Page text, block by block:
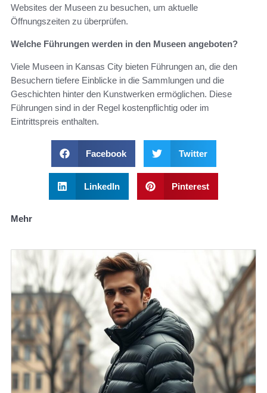
Websites der Museen zu besuchen, um aktuelle
Öffnungszeiten zu überprüfen.
Welche Führungen werden in den Museen angeboten?
Viele Museen in Kansas City bieten Führungen an, die den
Besuchern tiefere Einblicke in die Sammlungen und die
Geschichten hinter den Kunstwerken ermöglichen. Diese
Führungen sind in der Regel kostenpflichtig oder im
Eintrittspreis enthalten.
Facebook Twitter
LinkedIn Pinterest
Mehr